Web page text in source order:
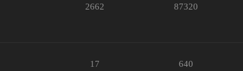
2662 87320
17 640